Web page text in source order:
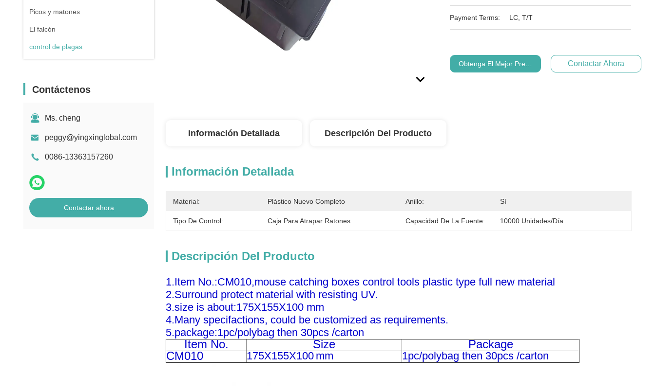
Picos y matones
El falcón
control de plagas
Contáctenos
Ms. cheng
peggy@yingxinglobal.com
0086-13363157260
Contactar ahora
Payment Terms: LC, T/T
Obtenga El Mejor Precio Contactar Ahora
Información Detallada Descripción Del Producto
Información Detallada
Material: Plástico Nuevo Completo Anillo: Sí
Tipo De Control: Caja Para Atrapar Ratones Capacidad De La Fuente: 10000 Unidades/día
Descripción Del Producto
1.Item No.:CM010,mouse catching boxes control tools plastic type full new material
2.Surround protect material with resisting UV.
3.size is about:175X155X100 mm
4.Many specifactions, could be customized as requirements.
5.package:1pc/polybag then 30pcs /carton
Item No. Size
Package
CM010
175X155X100 mm 1pc/polybag then 30pcs /carton